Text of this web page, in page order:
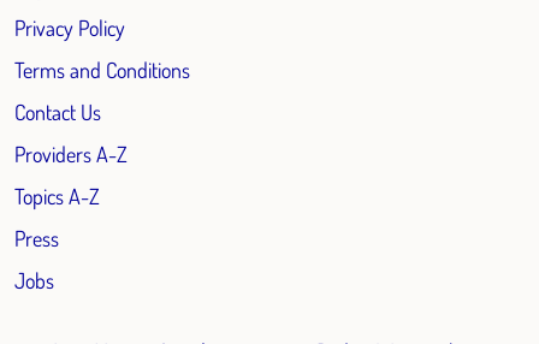
Privacy Policy
Terms and Conditions
Contact Us
Providers A-Z
Topics A-Z
Press
Jobs